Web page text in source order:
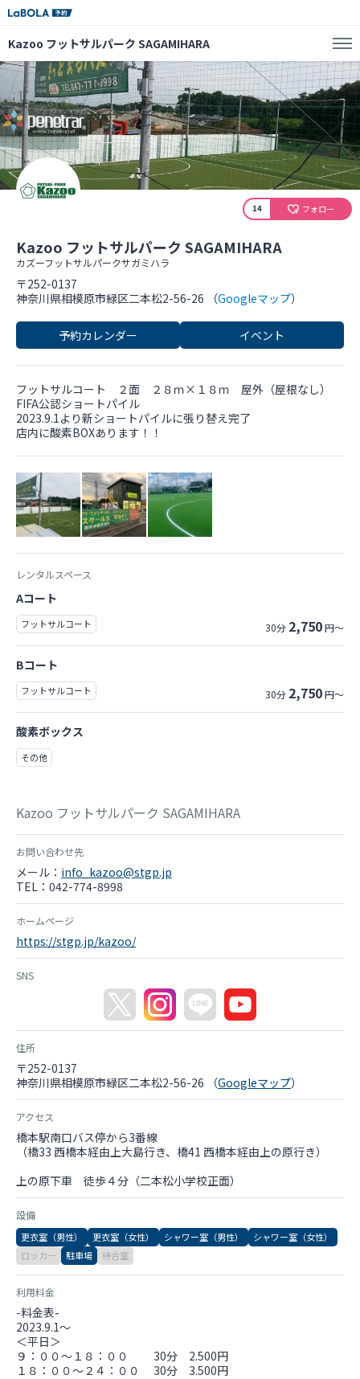
Kazoo フットサルパーク SAGAMIHARA
14 フォロー
Kazoo フットサルパーク SAGAMIHARA
カズーフットサルパークサガミハラ
〒252-0137
神奈川県相模原市緑区二本松2-56-26 （Googleマップ）
予約カレンダー イベント
フットサルコート ２面 ２８ｍ×１８ｍ 屋外（屋根なし）
FIFA公認ショートパイル
2023.9.1より新ショートパイルに張り替え完了
店内に酸素BOXあります！！
レンタルスペース
Aコート
フットサルコート 30分 2,750円～
Bコート
フットサルコート 30分 2,750円～
酸素ボックス
その他
Kazoo フットサルパーク SAGAMIHARA
お問い合わせ先
メール： info_kazoo@stgp.jp
TEL：042-774-8998
ホームページ
https://stgp.jp/kazoo/
SNS
住所
〒252-0137
神奈川県相模原市緑区二本松2-56-26 （Googleマップ）
アクセス
橋本駅南口バス停から3番線
（橋33 西橋本経由上大島行き、橋41 西橋本経由上の原行き）
上の原下車 徒歩４分（二本松小学校正面）
設備
更衣室（男性） 更衣室（女性） シャワー室（男性）
シャワー室（女性）
ロッカー
駐車場 待合室
利用料金
-料金表-
2023.9.1～
＜平日＞
９：００～１８：００ 30分 2.500円
１８：００～２４：００ 30分 3.500円